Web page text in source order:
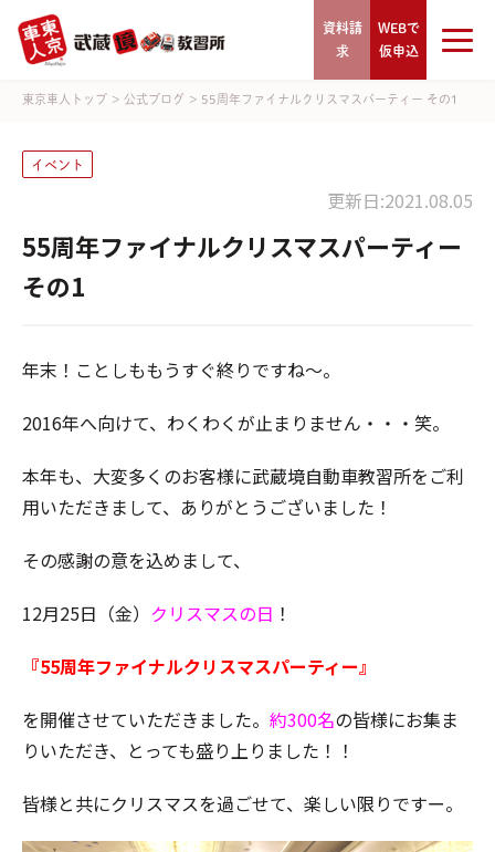
資料請
求
WEBで
仮申込
東京車人トップ > 公式ブログ > 55周年ファイナルクリスマスパーティー その1
イベント
更新日:2021.08.05
55周年ファイナルクリスマスパーティー
その1
年末！ことしももうすぐ終りですね～。
2016年へ向けて、わくわくが止まりません・・・笑。
本年も、大変多くのお客様に武蔵境自動車教習所をご利
用いただきまして、ありがとうございました！
その感謝の意を込めまして、
12月25日（金） クリスマスの日 ！
『55周年ファイナルクリスマスパーティー』
を開催させていただきました。 約300名の皆様にお集ま
りいただき、とっても盛り上りました！！
皆様と共にクリスマスを過ごせて、楽しい限りですー。